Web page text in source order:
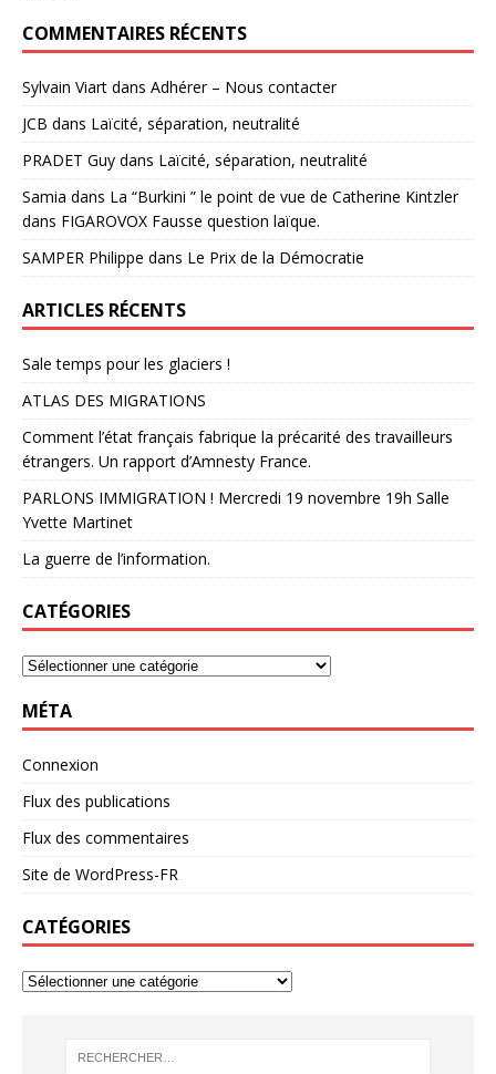
COMMENTAIRES RÉCENTS
Sylvain Viart dans Adhérer – Nous contacter
JCB dans Laïcité, séparation, neutralité
PRADET Guy dans Laïcité, séparation, neutralité
Samia dans La “Burkini ” le point de vue de Catherine Kintzler
dans FIGAROVOX Fausse question laïque.
SAMPER Philippe dans Le Prix de la Démocratie
ARTICLES RÉCENTS
Sale temps pour les glaciers !
ATLAS DES MIGRATIONS
Comment l’état français fabrique la précarité des travailleurs
étrangers. Un rapport d’Amnesty France.
PARLONS IMMIGRATION ! Mercredi 19 novembre 19h Salle
Yvette Martinet
La guerre de l’information.
CATÉGORIES
MÉTA
Connexion
Flux des publications
Flux des commentaires
Site de WordPress-FR
CATÉGORIES